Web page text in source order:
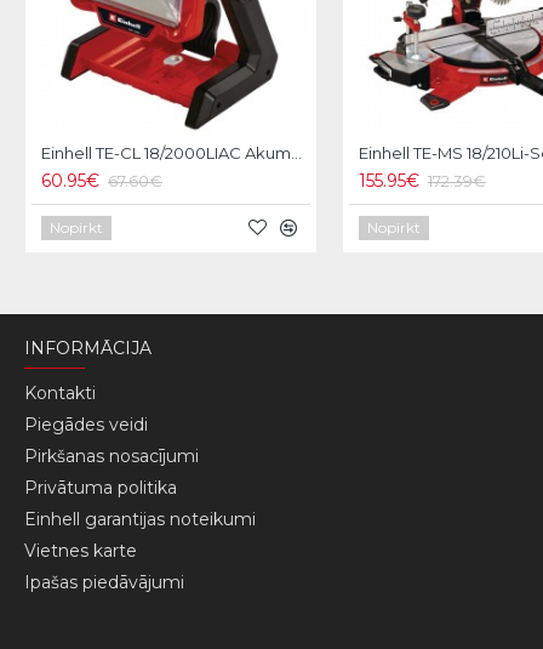
60.95€ 67.60€
Nopirkt
155.95€ 172.39€
Nopirkt
INFORMĀCIJA
Kontakti
Piegādes veidi
Pirkšanas nosacījumi
Privātuma politika
Einhell garantijas noteikumi
Vietnes karte
Ipašas piedāvājumi